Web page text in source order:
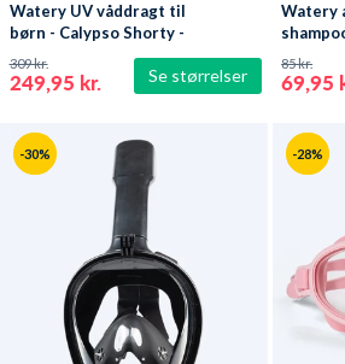
Se størrelser
Watery UV våddragt til
børn - Calypso Shorty -
Mørkeblå
249,95 kr.
309 kr.
Watery
69,95
85 kr.
-30% -28%